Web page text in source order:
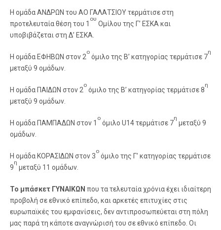
Η ομάδα ΑΝΔΡΩΝ του ΑΟ ΓΑΛΑΤΣΙΟΥ τερμάτισε στη
προτελευταία θέση του 1
ου
Ομίλου της Γ’ ΕΣΚΑ και
υποβιβάζεται στη Δ’ ΕΣΚΑ.
Η ομάδα ΕΦΗΒΩΝ στον 2
ο
όμιλο της Β’ κατηγορίας τερμάτισε 7
η
μεταξύ 9 ομάδων.
Η ομάδα ΠΑΙΔΩΝ στον 2
ο
όμιλο της Β’ κατηγορίας τερμάτισε 8
η
μεταξύ 9 ομάδων.
Η ομάδα ΠΑΜΠΑΔΩΝ στον 1
ο
όμιλο U14 τερμάτισε 7
η
μεταξύ 9
ομάδων.
Η ομάδα ΚΟΡΑΣΙΔΩΝ στον 3
ο
όμιλο της Γ’ κατηγορίας τερμάτισε
9
η
μεταξύ 11 ομάδων.
Το μπάσκετ ΓΥΝΑΙΚΩΝ που τα τελευταία χρόνια έχει ιδιαίτερη
προβολή σε εθνικό επίπεδο, και αρκετές επιτυχίες στις
ευρωπαϊκές του εμφανίσεις, δεν αντιπροσωπεύεται στη πόλη
μας παρά τη κάποτε αναγνώρισή του σε εθνικό επίπεδο. Οι